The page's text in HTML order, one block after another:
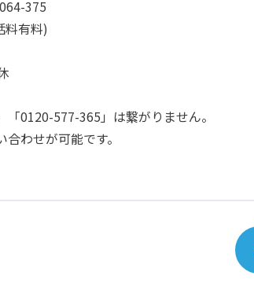
375
料有料)
0120-577-365」は繋がりません。
わせが可能です。